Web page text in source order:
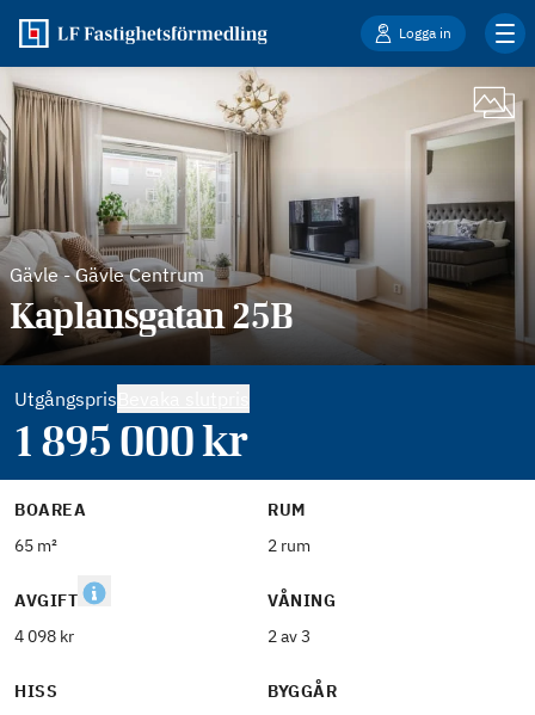
Logga in
Gävle-Gävle Centrum
Kaplansgatan 25B
Utgångspris
1 895 000kr
BOAREA
65 m²
RUM
2 rum
AVGIFT
4 098 kr
VÅNING
2 av 3
HISS
BYGGÅR